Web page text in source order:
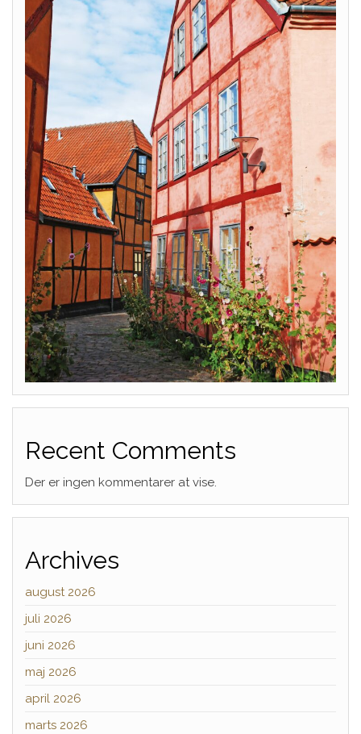
Recent Comments
Der er ingen kommentarer at vise.
Archives
august 2026
juli 2026
juni 2026
maj 2026
april 2026
marts 2026